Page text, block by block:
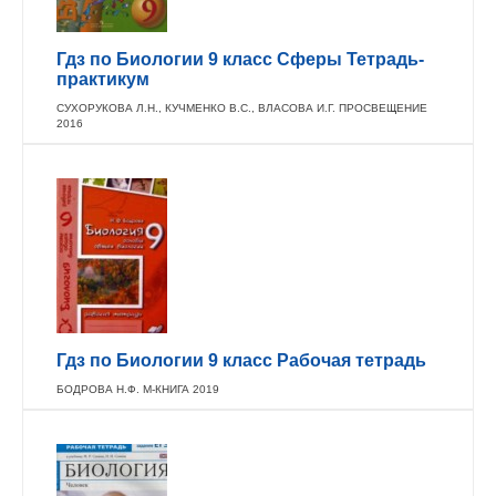
Гдз по Биологии 9 класс Сферы Тетрадь-
практикум
СУХОРУКОВА Л.Н., КУЧМЕНКО В.С., ВЛАСОВА И.Г. ПРОСВЕЩЕНИЕ
2016
Гдз по Биологии 9 класс Рабочая тетрадь
БОДРОВА Н.Ф. М-КНИГА 2019